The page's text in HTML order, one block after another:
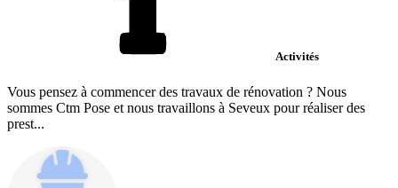
Activités
Vous pensez à commencer des travaux de rénovation ? Nous
sommes Ctm Pose et nous travaillons à Seveux pour réaliser des
prest...